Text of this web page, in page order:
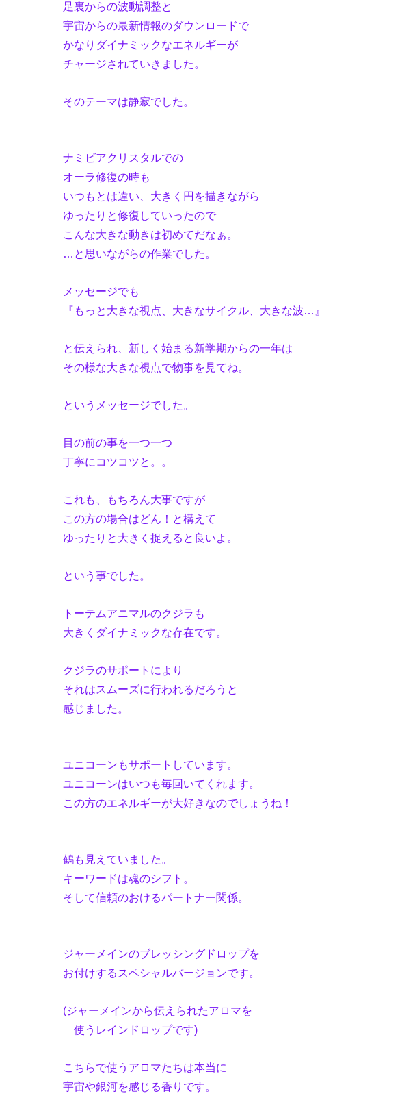
足裏からの波動調整と
宇宙からの最新情報のダウンロードで
かなりダイナミックなエネルギーが
チャージされていきました。
そのテーマは静寂でした。
ナミビアクリスタルでの
オーラ修復の時も
いつもとは違い、大きく円を描きながら
ゆったりと修復していったので
こんな大きな動きは初めてだなぁ。
…と思いながらの作業でした。
メッセージでも
『もっと大きな視点、大きなサイクル、大きな波…』
と伝えられ、新しく始まる新学期からの一年は
その様な大きな視点で物事を見てね。
というメッセージでした。
目の前の事を一つ一つ
丁寧にコツコツと。。
これも、もちろん大事ですが
この方の場合はどん！と構えて
ゆったりと大きく捉えると良いよ。
という事でした。
トーテムアニマルのクジラも
大きくダイナミックな存在です。
クジラのサポートにより
それはスムーズに行われるだろうと
感じました。
ユニコーンもサポートしています。
ユニコーンはいつも毎回いてくれます。
この方のエネルギーが大好きなのでしょうね！
鶴も見えていました。
キーワードは魂のシフト。
そして信頼のおけるパートナー関係。
ジャーメインのブレッシングドロップを
お付けするスペシャルバージョンです。
(ジャーメインから伝えられたアロマを
使うレインドロップです)
こちらで使うアロマたちは本当に
宇宙や銀河を感じる香りです。